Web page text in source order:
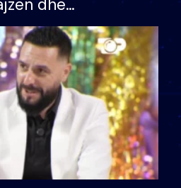
dhe
ndonjë letër